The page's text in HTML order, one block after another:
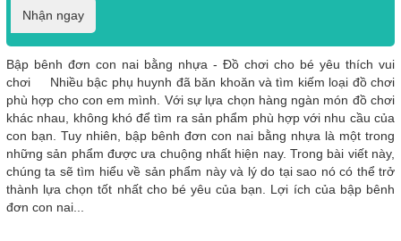
Nhận ngay
Bập bênh đơn con nai bằng nhựa - Đồ chơi cho bé yêu thích vui
chơi Nhiều bậc phụ huynh đã băn khoăn và tìm kiếm loại đồ chơi
phù hợp cho con em mình. Với sự lựa chọn hàng ngàn món đồ chơi
khác nhau, không khó để tìm ra sản phẩm phù hợp với nhu cầu của
con bạn. Tuy nhiên, bập bênh đơn con nai bằng nhựa là một trong
những sản phẩm được ưa chuộng nhất hiện nay. Trong bài viết này,
chúng ta sẽ tìm hiểu về sản phẩm này và lý do tại sao nó có thể trở
thành lựa chọn tốt nhất cho bé yêu của bạn. Lợi ích của bập bênh
đơn con nai...